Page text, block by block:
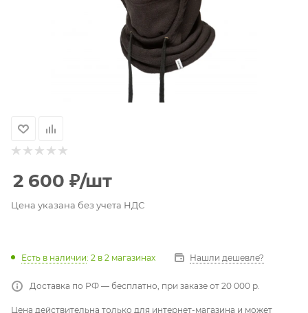
2 600 ₽/шт
Цена указана без учета НДС
Есть в наличии: 2 в 2 магазинах Нашли дешевле?
Доставка по РФ — бесплатно, при заказе от 20 000 р.
Цена действительна только для интернет-магазина и может